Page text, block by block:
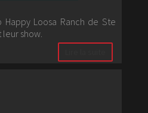
Loosa Ranch de Ste
leur show.